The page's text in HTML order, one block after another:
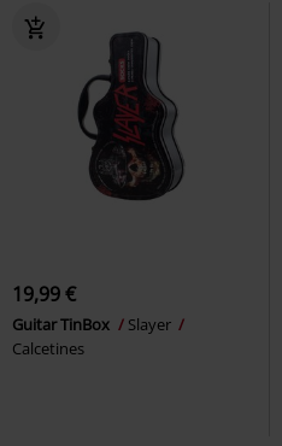
19,99 €
Guitar TinBox
Slayer
Calcetines